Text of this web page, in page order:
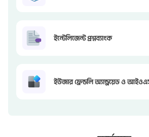
ইন্টেলিজেন্ট প্রশ্নব্যাংক
ইউজার ফ্রেন্ডলি অ্যান্ড্রয়েড ও